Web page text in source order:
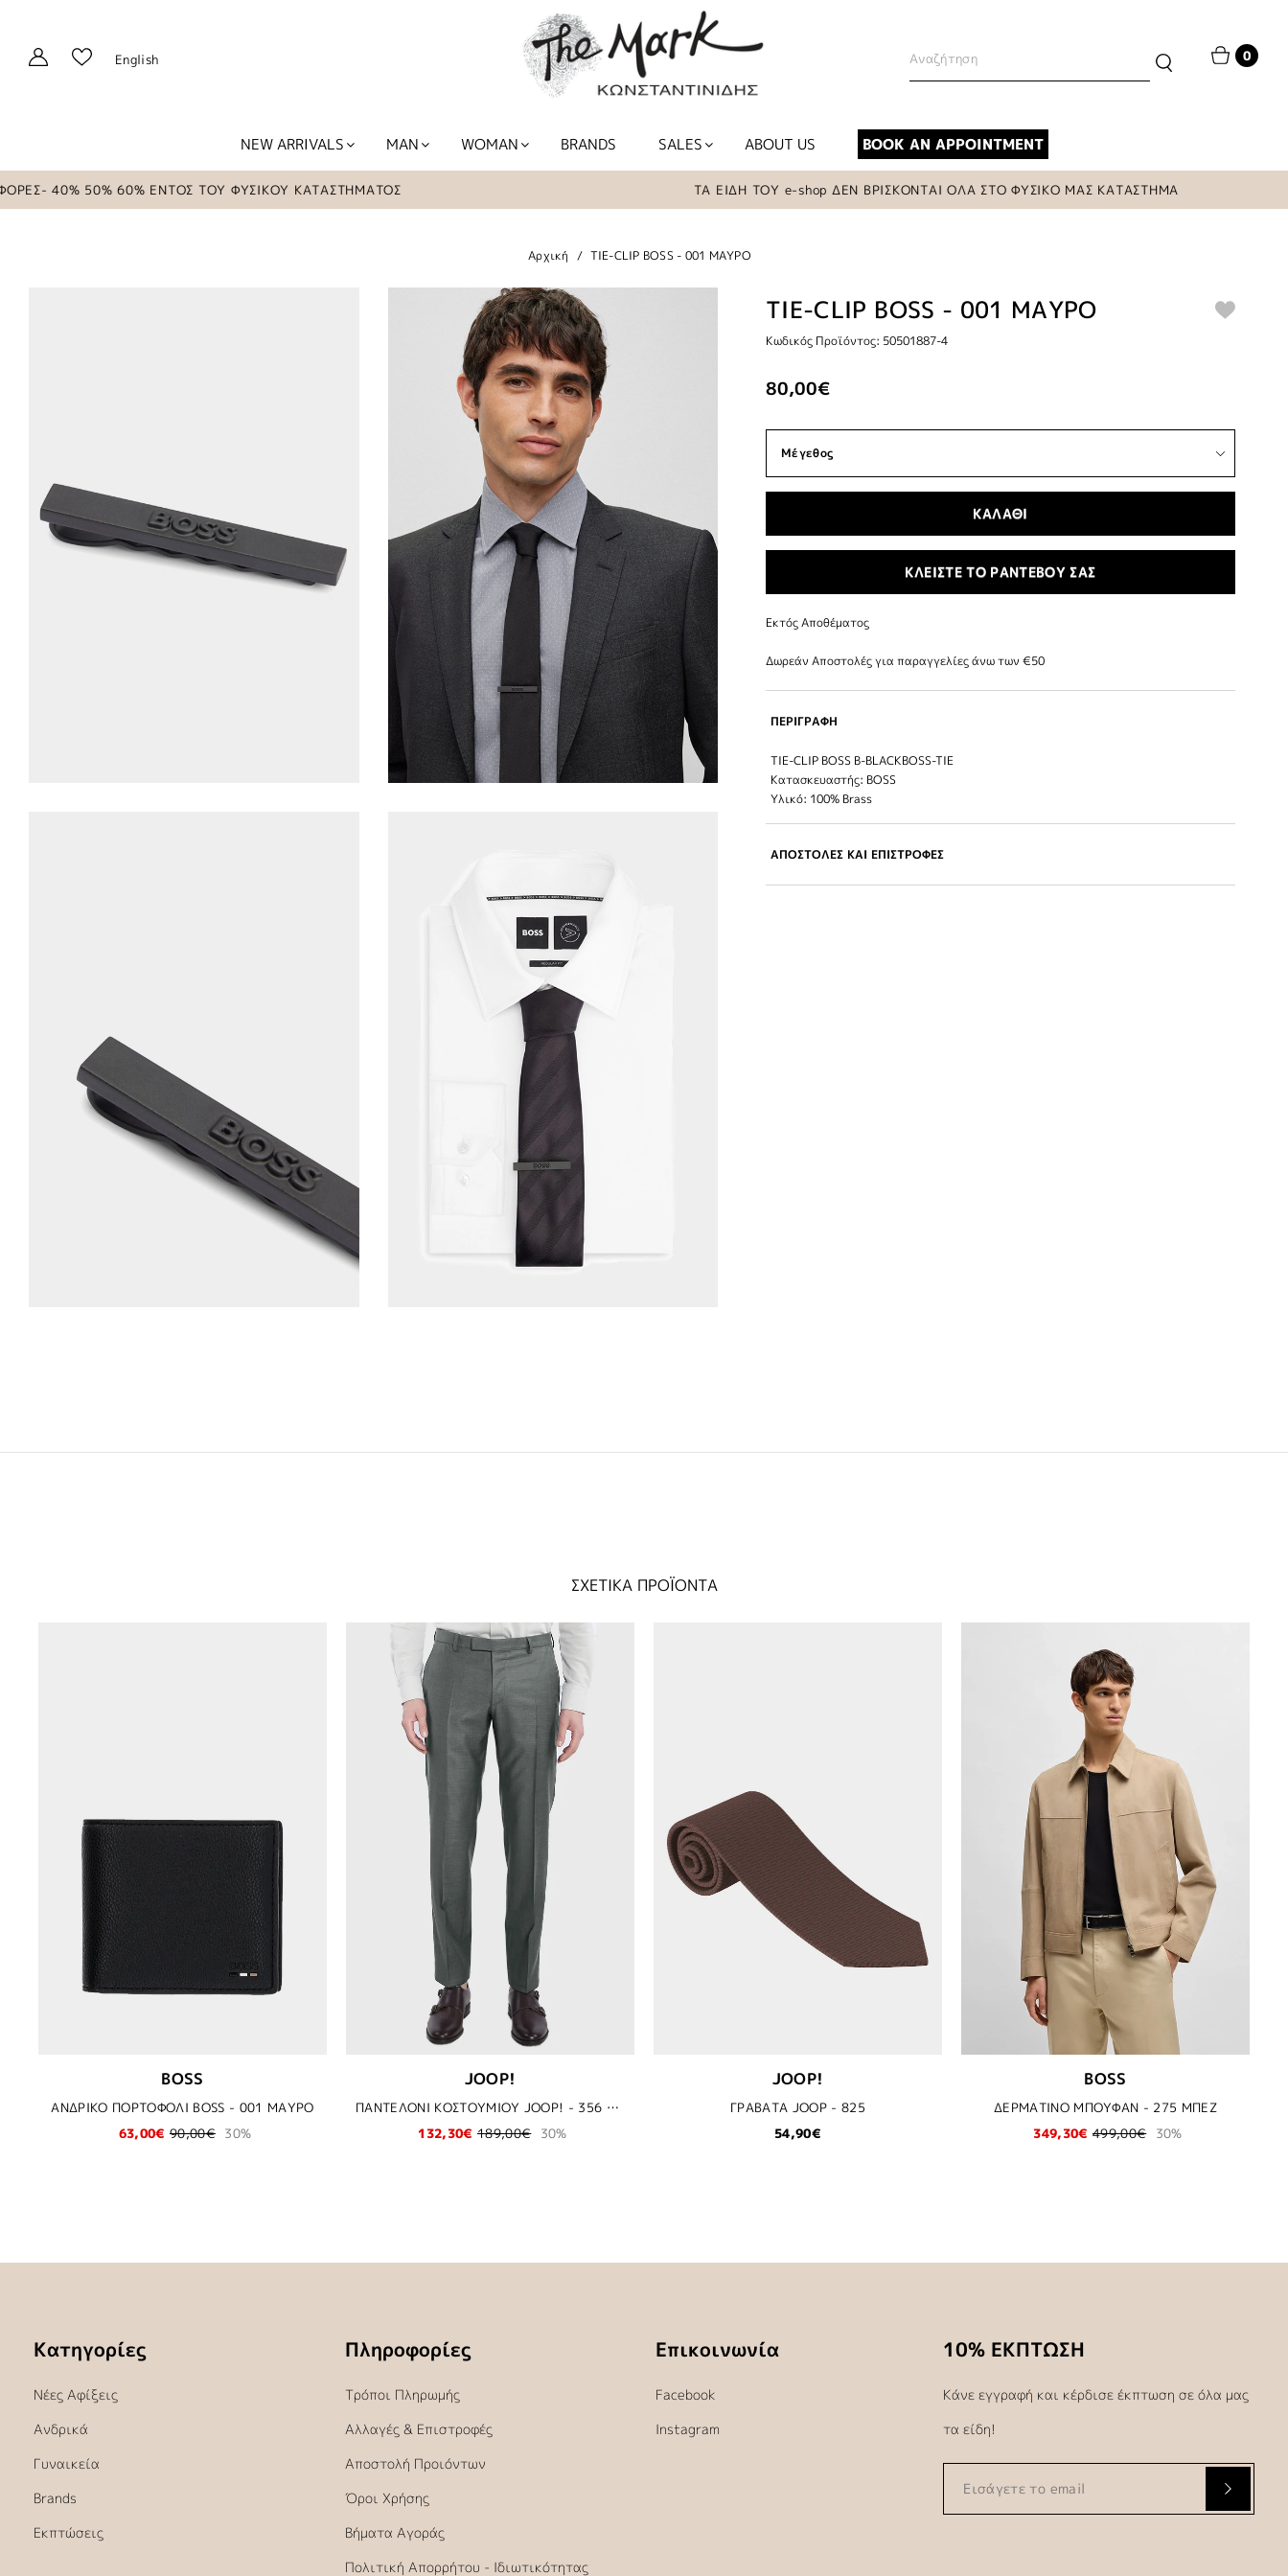
English 0
NEW ARRIVALS MAN WOMAN BRANDS SALES ABOUT US BOOK AN APPOINTMENT
40% 50% 60% ΕΝΤΟΣ ΤΟΥ ΦΥΣΙΚΟΥ ΚΑΤΑΣΤΗΜΑΤΟΣ ΤΑ ΕΙΔΗ ΤΟΥ e-shop ΔΕΝ ΒΡΙΣΚΟΝΤΑΙ ΟΛΑ ΣΤΟ ΦΥΣΙΚΟ ΜΑΣ ΚΑΤΑΣΤΗΜΑ
Αρχική TIE-CLIP BOSS - 001 ΜΑΥΡΟ
TIE-CLIP BOSS - 001 ΜΑΥΡΟ
Κωδικός Προϊόντος: 50501887-4
80,00€
ΚΑΛΑΘΙ
ΚΛΕΙΣΤΕ ΤΟ ΡΑΝΤΕΒΟΥ ΣΑΣ
Εκτός Αποθέματος
Δωρεάν Αποστολές για παραγγελίες άνω των €50
ΠΕΡΙΓΡΑΦΗ
TIE-CLIP BOSS B-BLACKBOSS-TIE
Κατασκευαστής: BOSS
Υλικό: 100% Brass
ΑΠΟΣΤΟΛΕΣ ΚΑΙ ΕΠΙΣΤΡΟΦΕΣ
ΣΧΕΤΙΚΑ ΠΡΟΪΟΝΤΑ
BOSS
ΑΝΔΡΙΚΟ ΠΟΡΤΟΦΟΛΙ BOSS - 001 ΜΑΥΡΟ
63,00€ 90,00€ 30%
JOOP!
ΠΑΝΤΕΛΟΝΙ ΚΟΣΤΟΥΜΙΟΥ JOOP! - 356 ΠΡΑΣΙΝΟ
132,30€ 189,00€ 30%
JOOP!
ΓΡΑΒΑΤΑ JOOP - 825
54,90€
BOSS
ΔΕΡΜΑΤΙΝΟ ΜΠΟΥΦΑΝ - 275 ΜΠΕΖ
349,30€ 499,00€ 30%
Κατηγορίες
Νέες Αφίξεις
Ανδρικά
Γυναικεία
Brands
Εκπτώσεις
Πληροφορίες
Τρόποι Πληρωμής
Αλλαγές & Επιστροφές
Αποστολή Προιόντων
Όροι Χρήσης
Βήματα Αγοράς
Πολιτική Απορρήτου - Ιδιωτικότητας
Επικοινωνία
Facebook
Instagram
10% ΕΚΠΤΩΣΗ
Κάνε εγγραφή και κέρδισε έκπτωση σε όλα μας
τα είδη!